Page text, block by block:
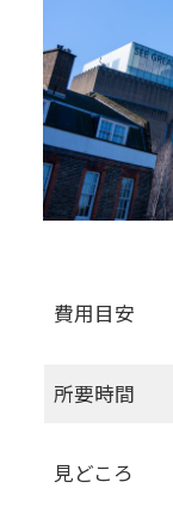
費用目安
所要時間
見どころ